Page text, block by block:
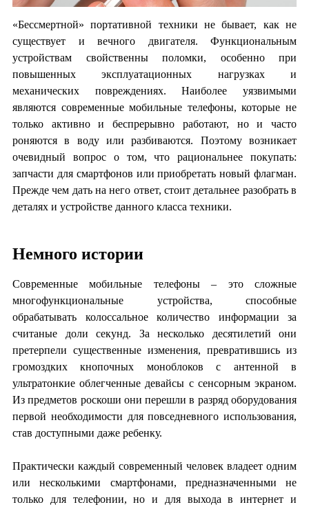
«Бессмертной» портативной техники не бывает, как не
существует и вечного двигателя. Функциональным
устройствам свойственны поломки, особенно при
повышенных эксплуатационных нагрузках и
механических повреждениях. Наиболее уязвимыми
являются современные мобильные телефоны, которые не
только активно и беспрерывно работают, но и часто
роняются в воду или разбиваются. Поэтому возникает
очевидный вопрос о том, что рациональнее покупать:
запчасти для смартфонов или приобретать новый флагман.
Прежде чем дать на него ответ, стоит детальнее разобрать в
деталях и устройстве данного класса техники.
Немного истории
Современные мобильные телефоны – это сложные
многофункциональные устройства, способные
обрабатывать колоссальное количество информации за
считаные доли секунд. За несколько десятилетий они
претерпели существенные изменения, превратившись из
громоздких кнопочных моноблоков с антенной в
ультратонкие облегченные девайсы с сенсорным экраном.
Из предметов роскоши они перешли в разряд оборудования
первой необходимости для повседневного использования,
став доступными даже ребенку.
Практически каждый современный человек владеет одним
или несколькими смартфонами, предназначенными не
только для телефонии, но и для выхода в интернет и